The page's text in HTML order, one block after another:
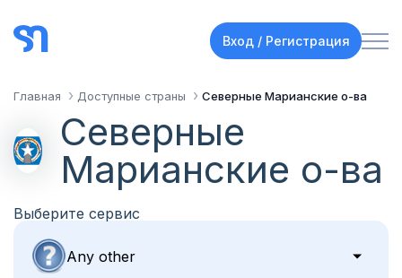
Вход / Регистрация
Главная Доступные страны Северные Марианские о-ва
Северные
Марианские о-ва
Выберите сервис